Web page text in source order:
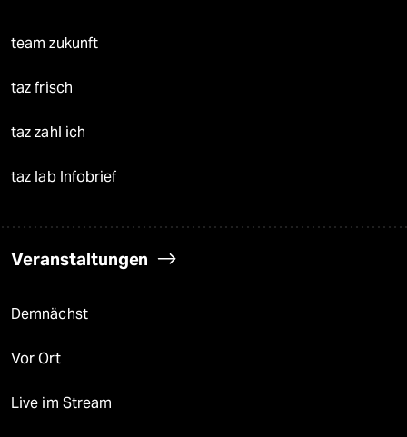
team zukunft
taz frisch
taz zahl ich
taz lab Infobrief
Veranstaltungen
Demnächst
Vor Ort
Live im Stream